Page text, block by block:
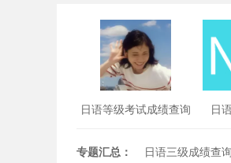
日语等级考试成绩查询 日
专题汇总： 日语三级成绩查询